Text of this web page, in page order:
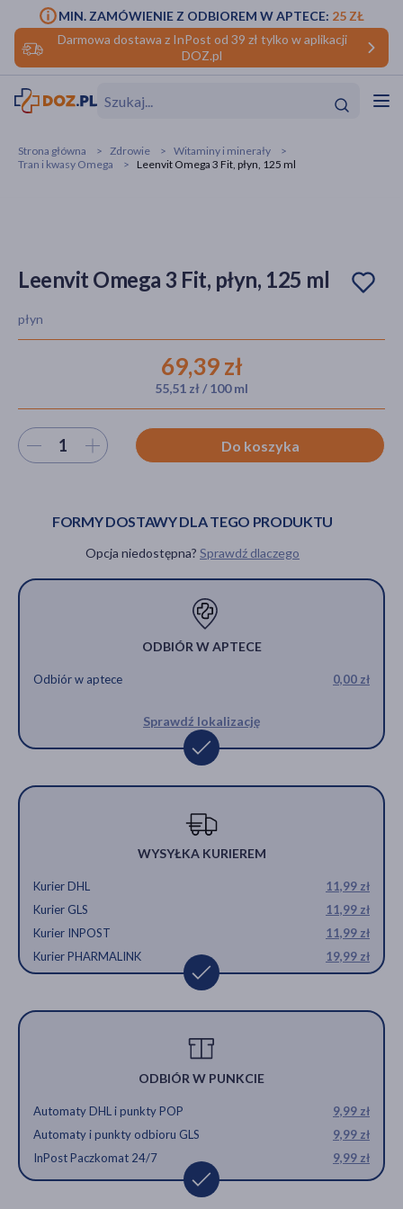
Darmowa dostawa z InPost od 39 zł tylko w aplikacji
DOZ.pl
MIN. ZAMÓWIENIE Z ODBIOREM W APTECE: 25 ZŁ
Strona główna Zdrowie
Witaminy i minerały
Tran i kwasy Omega
Leenvit Omega 3 Fit, płyn, 125 ml
Leenvit Omega 3 Fit, płyn, 125 ml
płyn
69,39 zł
55,51 zł / 100 ml
Wybierz ilość Do koszyka
FORMY DOSTAWY DLA TEGO PRODUKTU
Opcja niedostępna? Sprawdź dlaczego
ODBIÓR W APTECE
Odbiór w aptece 0,00 zł
Sprawdź lokalizację
WYSYŁKA KURIEREM
Kurier DHL
11,99 zł
Kurier GLS
11,99 zł
Kurier INPOST
11,99 zł
Kurier PHARMALINK
19,99 zł
ODBIÓR W PUNKCIE
Automaty DHL i punkty POP
9,99 zł
Automaty i punkty odbioru GLS
9,99 zł
InPost Paczkomat 24/7
9,99 zł